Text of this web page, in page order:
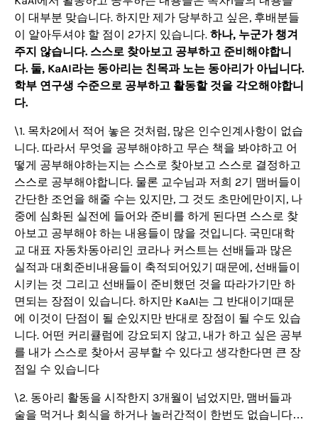
이 대부분 맞습니다. 하지만 제가 당부하고 싶은, 후배분들
이 알아두셔야 할 점이 2가지 있습니다. 하나, 누군가 챙겨
주지 않습니다. 스스로 찾아보고 공부하고 준비해야합니
다. 둘, KaAI라는 동아리는 친목과 노는 동아리가 아닙니다.
학부 연구생 수준으로 공부하고 활동할 것을 각오해야합니
다.
\1. 목차2에서 적어 놓은 것처럼, 많은 인수인계사항이 없습
니다. 따라서 무엇을 공부해야하고 무슨 책을 봐야하고 어
떻게 공부해야하는지는 스스로 찾아보고 스스로 결정하고
스스로 공부해야합니다. 물론 교수님과 저희 2기 맴버들이
간단한 조언을 해줄 수는 있지만, 그 것도 초만에만이지, 나
중에 심화된 실전에 들어와 준비를 하게 된다면 스스로 찾
아보고 공부해야 하는 내용들이 많을 것입니다. 국민대학
교 대표 자동차동아리인 코라나 커스트는 선배들과 많은
실적과 대회준비내용들이 축적되어있기 때문에, 선배들이
시키는 것 그리고 선배들이 준비했던 것을 따라가기만 하
면되는 장점이 있습니다. 하지만 KaAI는 그 반대이기때문
에 이것이 단점이 될 순있지만 반대로 장점이 될 수도 있습
니다. 어떤 커리큘럼에 강요되지 않고, 내가 하고 싶은 공부
를 내가 스스로 찾아서 공부할 수 있다고 생각한다면 큰 장
점일 수 있습니다
\2. 동아리 활동을 시작한지 3개월이 넘었지만, 맴버들과
술을 먹거나 회식을 하거나 놀러간적이 한번도 없습니다…